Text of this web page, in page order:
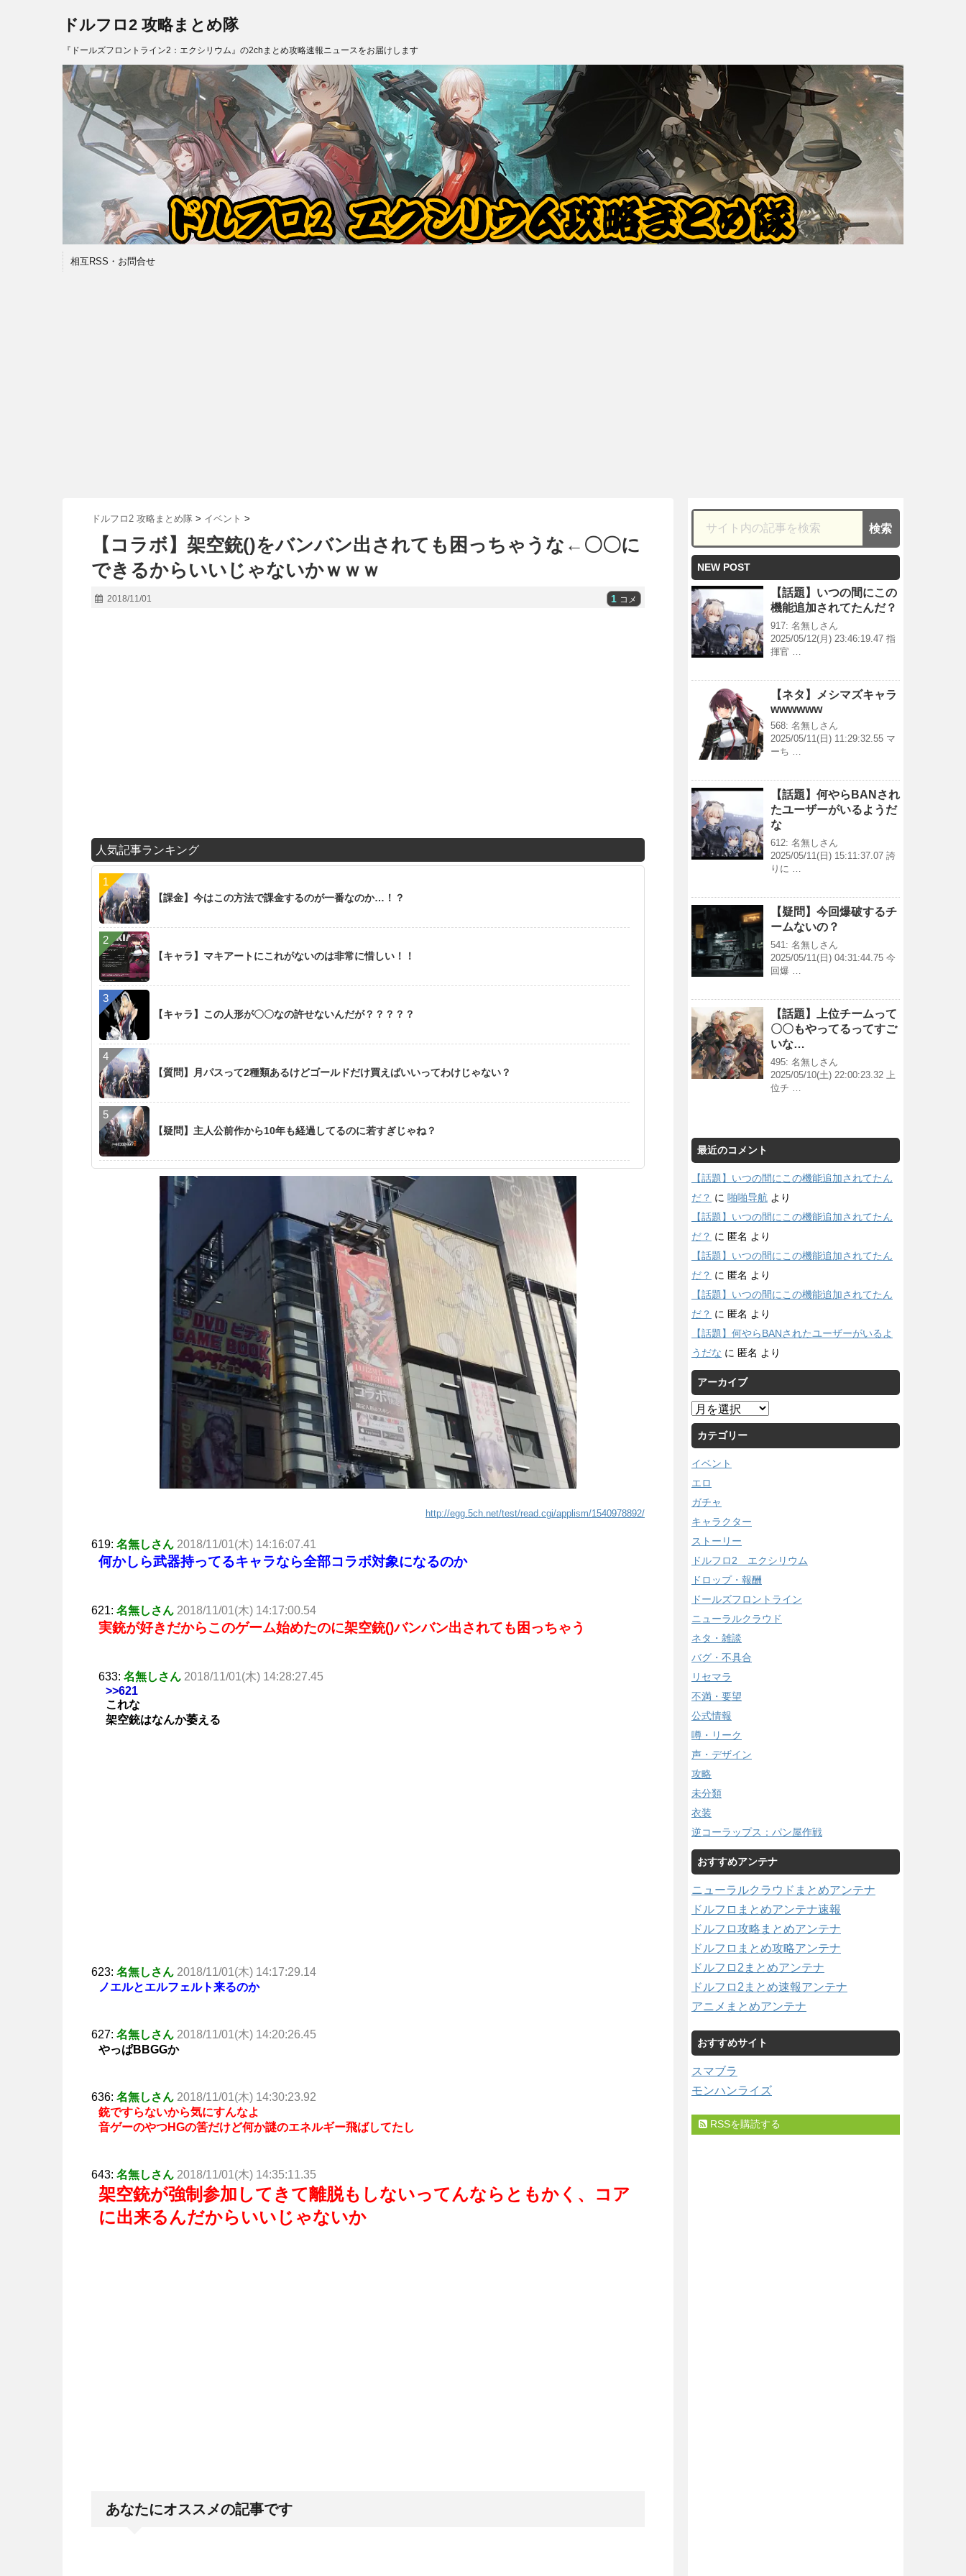
ドルフロ2 攻略まとめ隊
『ドールズフロントライン2：エクシリウム』の2chまとめ攻略速報ニュースをお届けします
相互RSS・お問合せ
ドルフロ2 攻略まとめ隊 > イベント >
【コラボ】架空銃()をバンバン出されても困っちゃうな←〇〇に
できるからいいじゃないかｗｗｗ
2018/11/01 1 コメ
人気記事ランキング
【課金】今はこの方法で課金するのが一番なのか…！？
【キャラ】マキアートにこれがないのは非常に惜しい！！
【キャラ】この人形が〇〇なの許せないんだが？？？？？
【質問】月パスって2種類あるけどゴールドだけ買えばいいってわけじゃない？
【疑問】主人公前作から10年も経過してるのに若すぎじゃね？
http://egg.5ch.net/test/read.cgi/applism/1540978892/
619: 名無しさん 2018/11/01(木) 14:16:07.41
何かしら武器持ってるキャラなら全部コラボ対象になるのか
621: 名無しさん 2018/11/01(木) 14:17:00.54
実銃が好きだからこのゲーム始めたのに架空銃()バンバン出されても困っちゃう
633: 名無しさん 2018/11/01(木) 14:28:27.45
>>621
これな
架空銃はなんか萎える
623: 名無しさん 2018/11/01(木) 14:17:29.14
ノエルとエルフェルト来るのか
627: 名無しさん 2018/11/01(木) 14:20:26.45
やっぱBBGGか
636: 名無しさん 2018/11/01(木) 14:30:23.92
銃ですらないから気にすんなよ
音ゲーのやつHGの筈だけど何か謎のエネルギー飛ばしてたし
643: 名無しさん 2018/11/01(木) 14:35:11.35
架空銃が強制参加してきて離脱もしないってんならともかく、コア
に出来るんだからいいじゃないか
あなたにオススメの記事です
NEW POST
【話題】いつの間にこの
機能追加されてたんだ？
917: 名無しさん
2025/05/12(月) 23:46:19.47 指
揮官 …
【ネタ】メシマズキャラ
wwwwww
568: 名無しさん
2025/05/11(日) 11:29:32.55 マ
ーち …
【話題】何やらBANされ
たユーザーがいるようだ
な
612: 名無しさん
2025/05/11(日) 15:11:37.07 誇
りに …
【疑問】今回爆破するチ
ームないの？
541: 名無しさん
2025/05/11(日) 04:31:44.75 今
回爆 …
【話題】上位チームって
〇〇もやってるってすご
いな…
495: 名無しさん
2025/05/10(土) 22:00:23.32 上
位チ …
最近のコメント
【話題】いつの間にこの機能追加されてたん
だ？ に 啪啪导航 より
【話題】いつの間にこの機能追加されてたん
だ？ に 匿名 より
【話題】いつの間にこの機能追加されてたん
だ？ に 匿名 より
【話題】いつの間にこの機能追加されてたん
だ？ に 匿名 より
【話題】何やらBANされたユーザーがいるよ
うだな に 匿名 より
アーカイブ
ア
ー
カ
イ
ブ
カテゴリー
イベント
エロ
ガチャ
キャラクター
ストーリー
ドルフロ2 エクシリウム
ドロップ・報酬
ドールズフロントライン
ニューラルクラウド
ネタ・雑談
バグ・不具合
リセマラ
不満・要望
公式情報
噂・リーク
声・デザイン
攻略
未分類
衣装
逆コーラップス：パン屋作戦
おすすめアンテナ
ニューラルクラウドまとめアンテナ
ドルフロまとめアンテナ速報
ドルフロ攻略まとめアンテナ
ドルフロまとめ攻略アンテナ
ドルフロ2まとめアンテナ
ドルフロ2まとめ速報アンテナ
アニメまとめアンテナ
おすすめサイト
スマブラ
モンハンライズ
RSSを購読する